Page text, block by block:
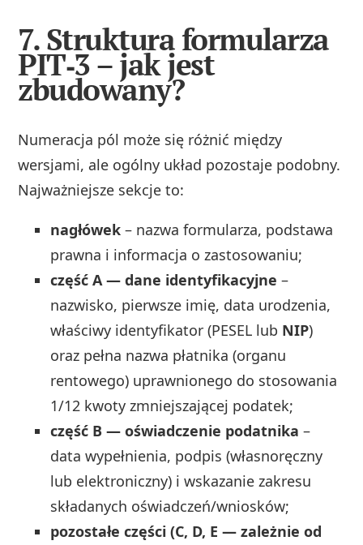
7. Struktura formularza
PIT‑3 – jak jest
zbudowany?
Numeracja pól może się różnić między
wersjami, ale ogólny układ pozostaje podobny.
Najważniejsze sekcje to:
nagłówek – nazwa formularza, podstawa
prawna i informacja o zastosowaniu;
część A — dane identyfikacyjne –
nazwisko, pierwsze imię, data urodzenia,
właściwy identyfikator (PESEL lub NIP)
oraz pełna nazwa płatnika (organu
rentowego) uprawnionego do stosowania
1/12 kwoty zmniejszającej podatek;
część B — oświadczenie podatnika –
data wypełnienia, podpis (własnoręczny
lub elektroniczny) i wskazanie zakresu
składanych oświadczeń/wniosków;
pozostałe części (C, D, E — zależnie od